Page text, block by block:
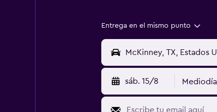
Entrega en el mismo punto
sáb. 15/8 Mediodía